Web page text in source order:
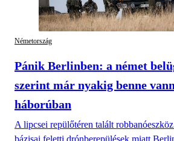
Németország
Pánik Berlinben: a német
szerint már nyakig benne
háborúban
A lipcsei repülőtéren talált
bázisai feletti drónberepülések miatt